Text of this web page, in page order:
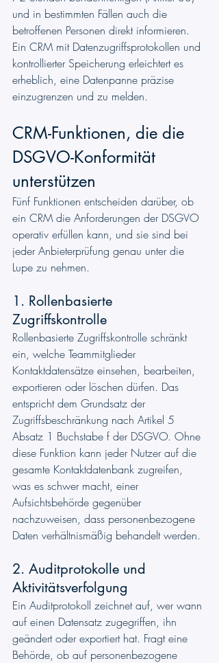
und in bestimmten Fällen auch die
betroffenen Personen direkt informieren.
Ein CRM mit Datenzugriffsprotokollen und
kontrollierter Speicherung erleichtert es
erheblich, eine Datenpanne präzise
einzugrenzen und zu melden.
CRM-Funktionen, die die
DSGVO-Konformität
unterstützen
Fünf Funktionen entscheiden darüber, ob
ein CRM die Anforderungen der DSGVO
operativ erfüllen kann, und sie sind bei
jeder Anbieterprüfung genau unter die
Lupe zu nehmen.
1. Rollenbasierte
Zugriffskontrolle
Rollenbasierte Zugriffskontrolle schränkt
ein, welche Teammitglieder
Kontaktdatensätze einsehen, bearbeiten,
exportieren oder löschen dürfen. Das
entspricht dem Grundsatz der
Zugriffsbeschränkung nach Artikel 5
Absatz 1 Buchstabe f der DSGVO. Ohne
diese Funktion kann jeder Nutzer auf die
gesamte Kontaktdatenbank zugreifen,
was es schwer macht, einer
Aufsichtsbehörde gegenüber
nachzuweisen, dass personenbezogene
Daten verhältnismäßig behandelt werden.
2. Auditprotokolle und
Aktivitätsverfolgung
Ein Auditprotokoll zeichnet auf, wer wann
auf einen Datensatz zugegriffen, ihn
geändert oder exportiert hat. Fragt eine
Behörde, ob auf personenbezogene